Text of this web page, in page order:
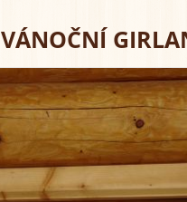
VÁNOČNÍ